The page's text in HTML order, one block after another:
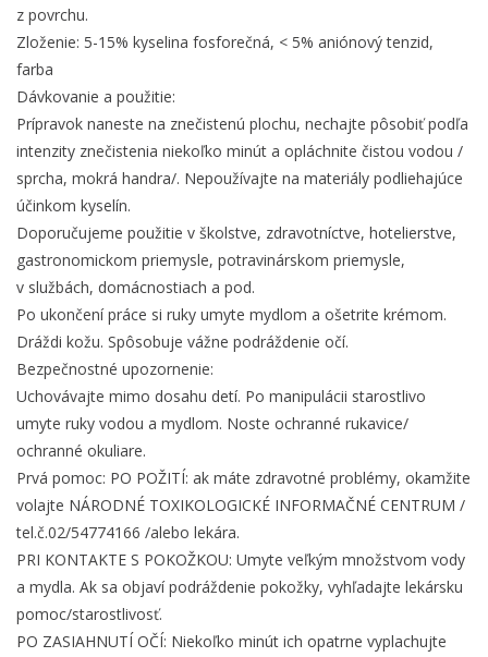
z povrchu.
Zloženie: 5-15% kyselina fosforečná, < 5% aniónový tenzid,
farba
Dávkovanie a použitie:
Prípravok naneste na znečistenú plochu, nechajte pôsobiť podľa
intenzity znečistenia niekoľko minút a opláchnite čistou vodou /
sprcha, mokrá handra/. Nepoužívajte na materiály podliehajúce
účinkom kyselín.
Doporučujeme použitie v školstve, zdravotníctve, hotelierstve,
gastronomickom priemysle, potravinárskom priemysle,
v službách, domácnostiach a pod.
Po ukončení práce si ruky umyte mydlom a ošetrite krémom.
Dráždi kožu. Spôsobuje vážne podráždenie očí.
Bezpečnostné upozornenie:
Uchovávajte mimo dosahu detí. Po manipulácii starostlivo
umyte ruky vodou a mydlom. Noste ochranné rukavice/
ochranné okuliare.
Prvá pomoc: PO POŽITÍ: ak máte zdravotné problémy, okamžite
volajte NÁRODNÉ TOXIKOLOGICKÉ INFORMAČNÉ CENTRUM /
tel.č.02/54774166 /alebo lekára.
PRI KONTAKTE S POKOŽKOU: Umyte veľkým množstvom vody
a mydla. Ak sa objaví podráždenie pokožky, vyhľadajte lekársku
pomoc/starostlivosť.
PO ZASIAHNUTÍ OČÍ: Niekoľko minút ich opatrne vyplachujte